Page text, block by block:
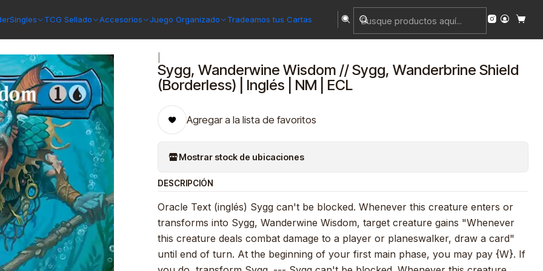
Singles TCG Sellado Accesorios Juego Organizado Tradeamos tus Cartas
Sygg, Wanderwine Wisdom // Sygg, Wanderbrine Shield (Borderless) | Inglés | NM | ECL
Sygg, Wanderwine Wisdom // Sygg, Wanderbrine Shield
(Borderless) | Inglés | NM | ECL
Agregar a la lista de favoritos
Mostrar stock de ubicaciones
DESCRIPCIÓN
Oracle Text (inglés) Sygg can't be blocked. Whenever this creature enters or
transforms into Sygg, Wanderwine Wisdom, target creature gains "Whenever
this creature deals combat damage to a player or planeswalker, draw a card"
until end of turn. At the beginning of your first main phase, you may pay {W}. If